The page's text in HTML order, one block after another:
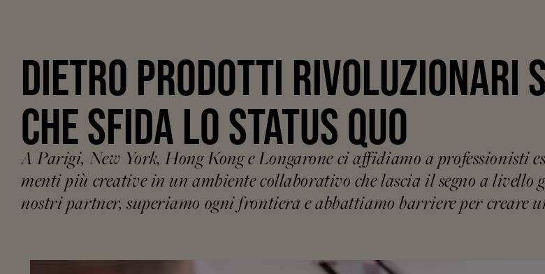
DIETRO PRODOTTI RIVOLUZIONARI
CHE SFIDA LO STATUS QUO
A Parigi, New York, Hong Kong e Longarone ci affidiamo a professionisti
menti più creative in un ambiente collaborativo che lascia il segno a livello
nostri partner, superiamo ogni frontiera e abbattiamo barriere per creare